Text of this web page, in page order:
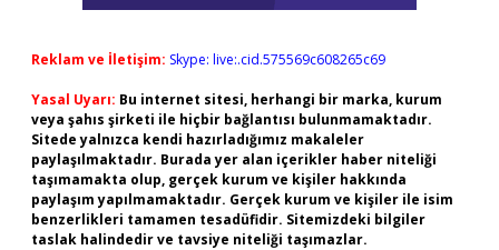
Reklam ve İletişim: Skype: live:.cid.575569c608265c69
Yasal Uyarı: Bu internet sitesi, herhangi bir marka, kurum
veya şahıs şirketi ile hiçbir bağlantısı bulunmamaktadır.
Sitede yalnızca kendi hazırladığımız makaleler
paylaşılmaktadır. Burada yer alan içerikler haber niteliği
taşımamakta olup, gerçek kurum ve kişiler hakkında
paylaşım yapılmamaktadır. Gerçek kurum ve kişiler ile isim
benzerlikleri tamamen tesadüfidir. Sitemizdeki bilgiler
taslak halindedir ve tavsiye niteliği taşımazlar.